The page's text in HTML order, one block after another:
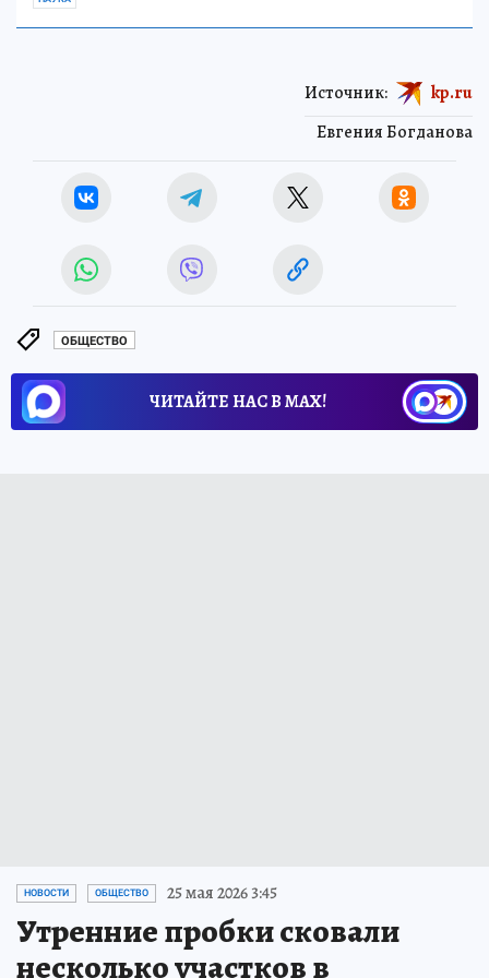
искала и изучала инопланетных гостей
Источник: kp.ru
ОБЩЕСТВО
НОВОСТИ ОБЩЕСТВО 25 мая 2026 3:45